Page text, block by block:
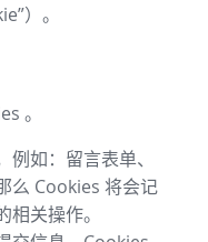
）。
。
如：留言表单、
么 Cookies 将会记
关操作。